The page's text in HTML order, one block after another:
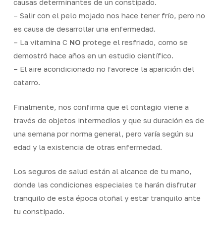
causas determinantes de un constipado.
– Salir con el pelo mojado nos hace tener frío, pero no
es causa de desarrollar una enfermedad.
– La vitamina C NO protege el resfriado, como se
demostró hace años en un estudio científico.
– El aire acondicionado no favorece la aparición del
catarro.
Finalmente, nos confirma que el contagio viene a
través de objetos intermedios y que su duración es de
una semana por norma general, pero varía según su
edad y la existencia de otras enfermedad.
Los seguros de salud están al alcance de tu mano,
donde las condiciones especiales te harán disfrutar
tranquilo de esta época otoñal y estar tranquilo ante
tu constipado.